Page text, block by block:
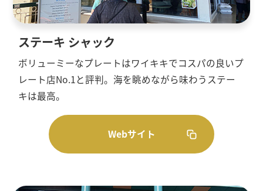
ステーキ シャック
ボリューミーなプレートはワイキキでコスパの良いプ
レート店No.1と評判。海を眺めながら味わうステー
キは最高。
Webサイト